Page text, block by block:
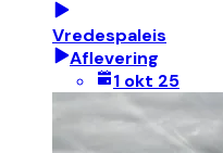
Vredespaleis
Aflevering
1 okt 25